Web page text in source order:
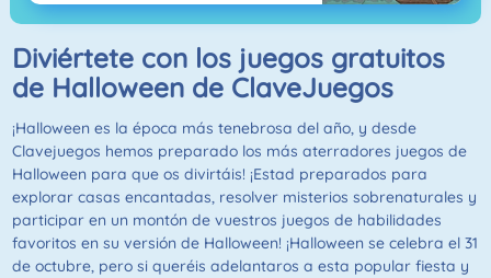
Diviértete con los juegos gratuitos
de Halloween de ClaveJuegos
¡Halloween es la época más tenebrosa del año, y desde
Clavejuegos hemos preparado los más aterradores juegos de
Halloween para que os divirtáis! ¡Estad preparados para
explorar casas encantadas, resolver misterios sobrenaturales y
participar en un montón de vuestros juegos de habilidades
favoritos en su versión de Halloween! ¡Halloween se celebra el 31
de octubre, pero si queréis adelantaros a esta popular fiesta y